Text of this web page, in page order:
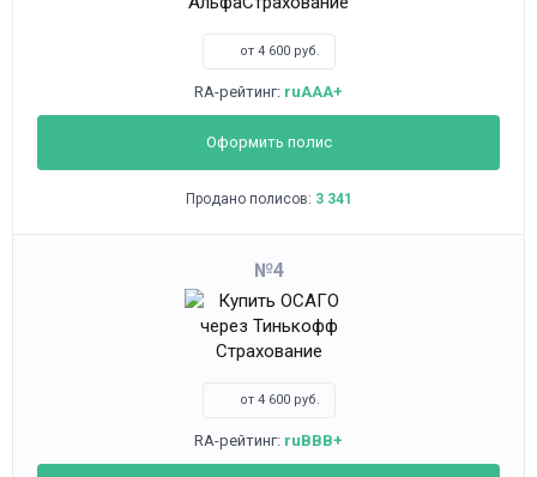
от 4 600 руб.
RA-рейтинг: ruAAA+
Оформить полис
Продано полисов: 3 341
4
от 4 600 руб.
RA-рейтинг: ruBBB+